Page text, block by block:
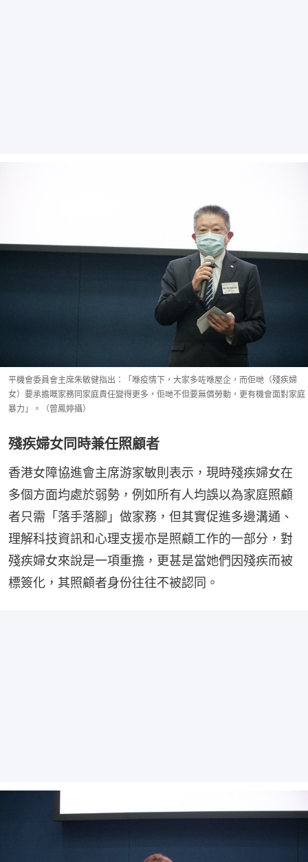
平機會委員會主席朱敏健指出：「喺疫情下，大家多咗喺屋企，而佢哋（殘疾婦
女）要承擔嘅家務同家庭責任變得更多，佢哋不但要無償勞動，更有機會面對家庭
暴力」。（曾鳳婷攝）
殘疾婦女同時兼任照顧者
香港女障協進會主席游家敏則表示，現時殘疾婦女在
多個方面均處於弱勢，例如所有人均誤以為家庭照顧
者只需「落手落腳」做家務，但其實促進多邊溝通、
理解科技資訊和心理支援亦是照顧工作的一部分，對
殘疾婦女來說是一項重擔，更甚是當她們因殘疾而被
標簽化，其照顧者身份往往不被認同。